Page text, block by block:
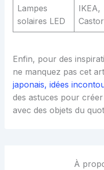
Lampes
solaires LED
IKEA,
Enfin, pour des
ne manquez pas cet
japonais, idées
des astuces pour
avec des objets du
À